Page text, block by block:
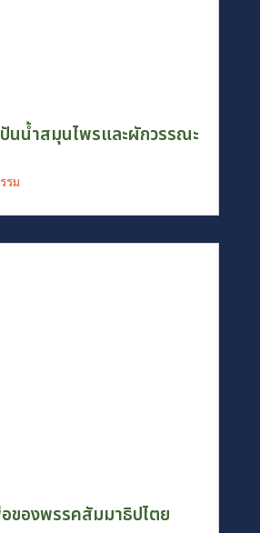
นน้ำสมุนไพรและผักวรรณะ
ของพรรคสัมมาธิปไตย